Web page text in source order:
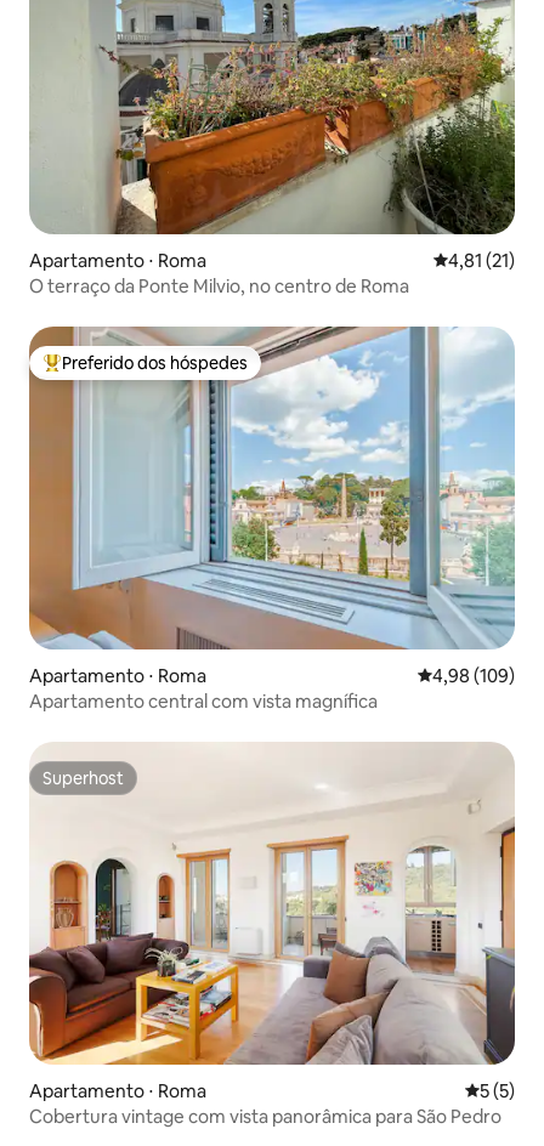
Apartamento ⋅ Roma 4,81 de uma
4,81 (21)
O terraço da Ponte Milvio, no centro de Roma
Entre os melhores preferidos dos hóspedes
Preferido dos hóspedes
Apartamento ⋅ Roma 4,98 de uma
4,98 (109)
Apartamento central com vista magnífica
Superhost
Superhost
Apartamento ⋅ Roma 5 de
5 (5)
Cobertura vintage com vista panorâmica para São Pedro